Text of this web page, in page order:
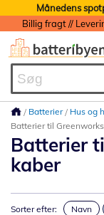
Månedens
Batterier Hus og
Batterier til
Batterier
kaber
Sorter efter: Navn